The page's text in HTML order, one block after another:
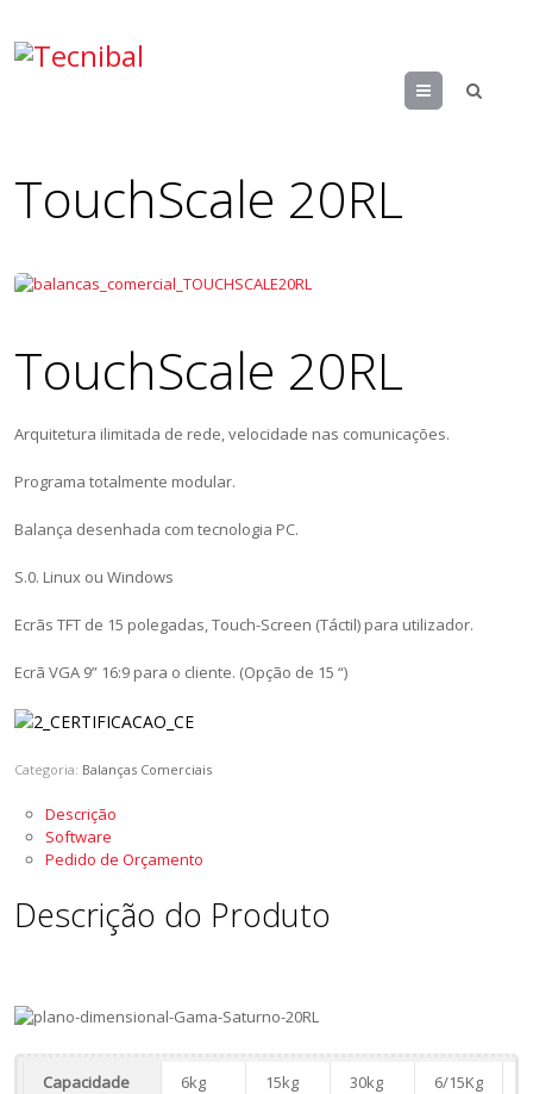
Menu
TouchScale 20RL
TouchScale 20RL
Arquitetura ilimitada de rede, velocidade nas comunicações.
Programa totalmente modular.
Balança desenhada com tecnologia PC.
S.0. Linux ou Windows
Ecrãs TFT de 15 polegadas, Touch-Screen (Táctil) para utilizador.
Ecrã VGA 9” 16:9 para o cliente. (Opção de 15 “)
Categoria: Balanças Comerciais
Descrição
Software
Pedido de Orçamento
Descrição do Produto
Capacidade 6kg 15kg 30kg 6/15Kg